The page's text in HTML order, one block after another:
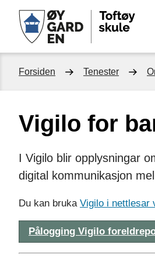
Du
her:
Forsiden Tenester
Vigilo for
I Vigilo blir opplysningar
digital kommunikasjon
Du kan bruka Vigilo i nettlesar
Pålogging Vigilo